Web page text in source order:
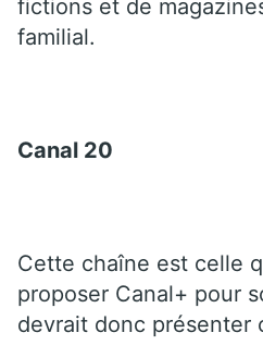
fictions et de
familial.
Canal 20
Cette chaîne est celle
proposer Canal+ pour
devrait donc présenter